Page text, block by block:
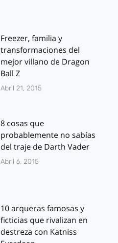
Freezer, familia y
transformaciones del
mejor villano de Dragon
Ball Z
Abril 21, 2015
8 cosas que
probablemente no sabías
del traje de Darth Vader
Abril 6, 2015
10 arqueras famosas y
ficticias que rivalizan en
destreza con Katniss